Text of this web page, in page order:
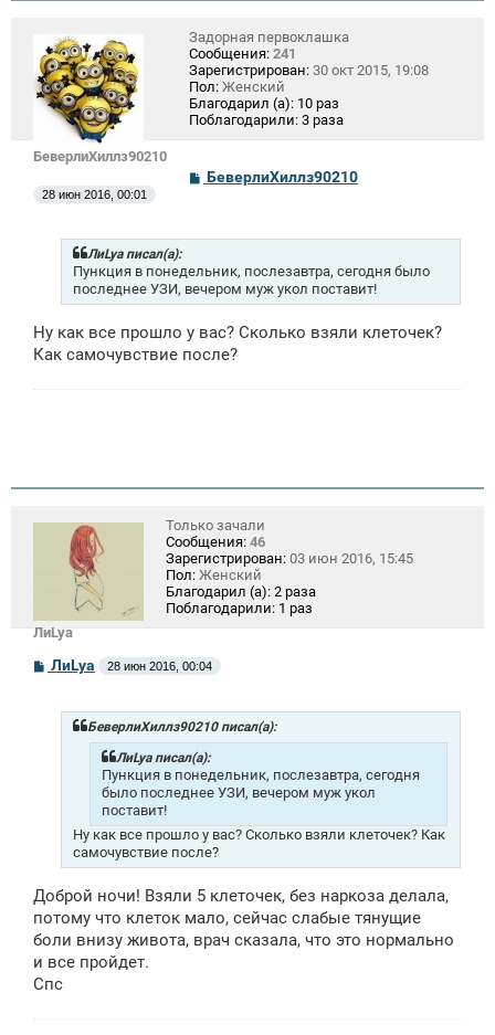
БеверлиХиллз90210
Задорная первоклашка
Сообщения: 241
Зарегистрирован: 30 окт 2015, 19:08
Пол: Женский
Благодарил (а): 10 раз
Поблагодарили: 3 раза
С
о
щ
н
и
е
БеверлиХиллз90210
28 июн 2016, 00:01
ЛиLya писал(а):
Пункция в понедельник, послезавтра, сегодня было
последнее УЗИ, вечером муж укол поставит!
Ну как все прошло у вас? Сколько взяли клеточек?
Как самочувствие после?
ЛиLya
Только зачали
Сообщения: 46
Зарегистрирован: 03 июн 2016, 15:45
Пол: Женский
Благодарил (а): 2 раза
Поблагодарили: 1 раз
С
ЛиLya 28 июн 2016, 00:04
БеверлиХиллз90210 писал(а):
ЛиLya писал(а):
Пункция в понедельник, послезавтра, сегодня
было последнее УЗИ, вечером муж укол
поставит!
Ну как все прошло у вас? Сколько взяли клеточек? Как
самочувствие после?
Доброй ночи! Взяли 5 клеточек, без наркоза делала,
потому что клеток мало, сейчас слабые тянущие
боли внизу живота, врач сказала, что это нормально
и все пройдет.
Спс